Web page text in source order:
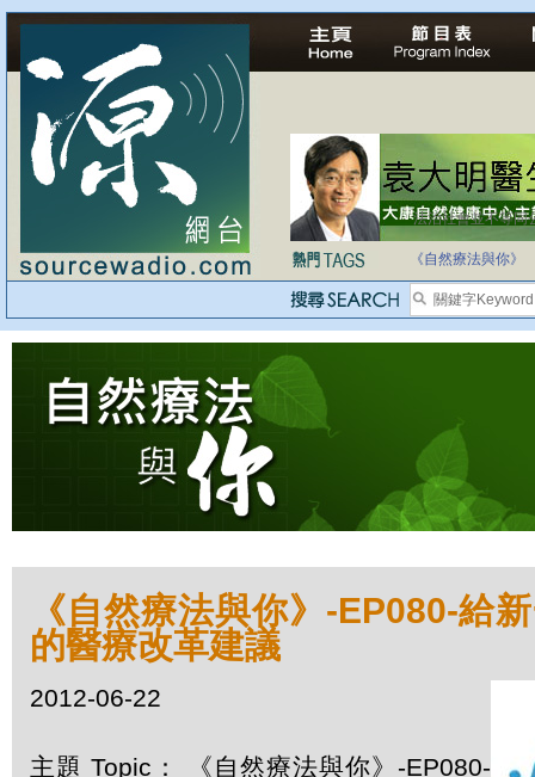
法治社會並不等同
《自然療法與你》
《自然療法與你》-EP080-給
的醫療改革建議
2012-06-22
主題 Topic： 《自然療法與你》-EP080-